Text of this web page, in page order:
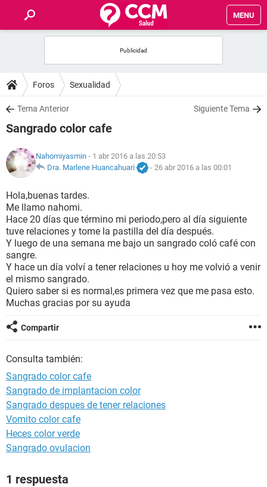
MENU
FOROS
SALUD
FAMILIA
NUTRICIÓN
BIENESTAR
SEXUALIDAD
GLOSARIO
Foros Sexualidad
Tema Anterior Siguiente Tema
Sangrado color cafe
Nahomiyasmin - 1 abr 2016 a las 20:53
Dra. Marlene Huancahuari
- 26 abr 2016 a las 00:01
Hola,buenas tardes.
Me llamo nahomi.
Hace 20 días que término mi periodo,pero al día siguiente
tuve relaciones y tome la pastilla del día después.
Y luego de una semana me bajo un sangrado coló café con
sangre.
Y hace un día volví a tener relaciones u hoy me volvió a venir
el mismo sangrado.
Quiero saber si es normal,es primera vez que me pasa esto.
Muchas gracias por su ayuda
Compartir
Consulta también:
Sangrado color cafe
Sangrado de implantacion color
Sangrado despues de tener relaciones
Vomito color cafe
Heces color verde
Sangrado ovulacion
1 respuesta